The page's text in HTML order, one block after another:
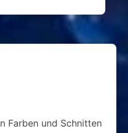
Farben und Schnitten